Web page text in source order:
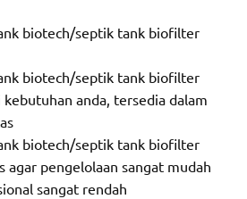
biotech/septik tank biofilter
biotech/septik tank biofilter
kebutuhan anda, tersedia dalam
biotech/septik tank biofilter
agar pengelolaan sangat mudah
sangat rendah